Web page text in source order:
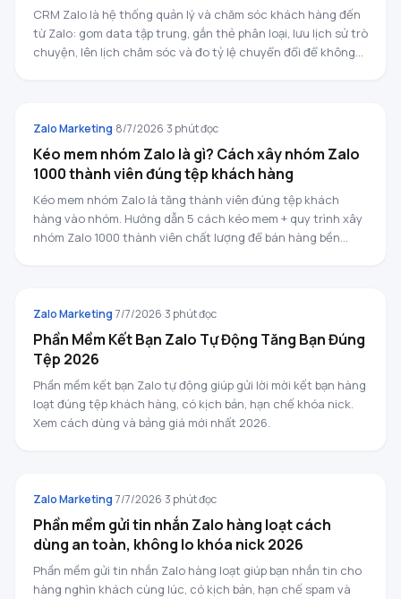
CRM Zalo là hệ thống quản lý và chăm sóc khách hàng đến
từ Zalo: gom data tập trung, gắn thẻ phân loại, lưu lịch sử trò
chuyện, lên lịch chăm sóc và đo tỷ lệ chuyển đổi để không
Zalo Marketing·8/7/2026·3 phút đọc
Kéo mem nhóm Zalo là gì? Cách xây nhóm Zalo
1000 thành viên đúng tệp khách hàng
Kéo mem nhóm Zalo là tăng thành viên đúng tệp khách
hàng vào nhóm. Hướng dẫn 5 cách kéo mem + quy trình xây
nhóm Zalo 1000 thành viên chất lượng để bán hàng bền
Zalo Marketing·7/7/2026·3 phút đọc
Phần Mềm Kết Bạn Zalo Tự Động Tăng Bạn Đúng
Tệp 2026
Phần mềm kết bạn Zalo tự động giúp gửi lời mời kết bạn hàng
loạt đúng tệp khách hàng, có kịch bản, hạn chế khóa nick.
Xem cách dùng và bảng giá mới nhất 2026.
Zalo Marketing·7/7/2026·3 phút đọc
Phần mềm gửi tin nhắn Zalo hàng loạt cách
dùng an toàn, không lo khóa nick 2026
Phần mềm gửi tin nhắn Zalo hàng loạt giúp bạn nhắn tin cho
hàng nghìn khách cùng lúc, có kịch bản, hạn chế spam và